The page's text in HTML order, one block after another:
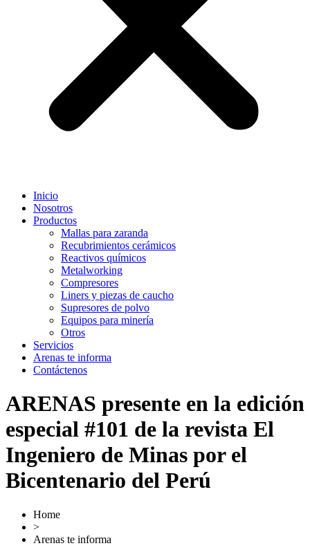
Inicio
Nosotros
Productos
Mallas para zaranda
Recubrimientos cerámicos
Reactivos químicos
Metalworking
Compresores
Liners y piezas de caucho
Supresores de polvo
Equipos para minería
Otros
Servicios
Arenas te informa
Contáctenos
ARENAS presente en la edición
especial #101 de la revista El
Ingeniero de Minas por el
Bicentenario del Perú
Home
>
Arenas te informa